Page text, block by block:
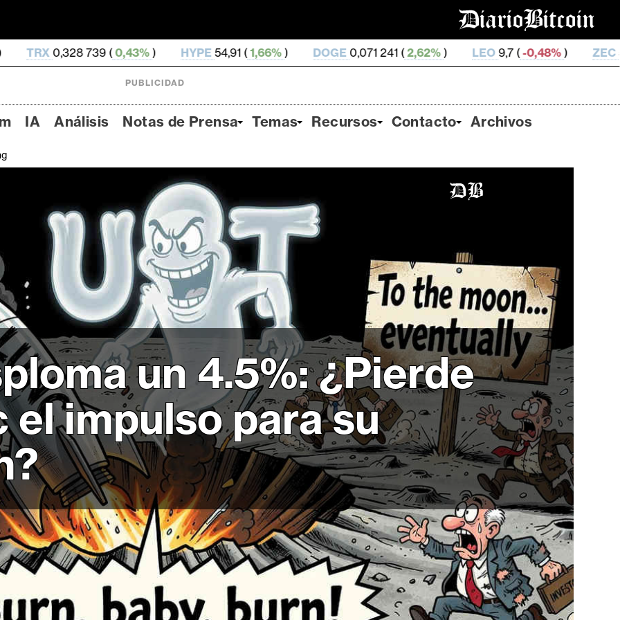
(0,43%) HYPE54,91 ( 1,66%) DOGE0,071 241 (2,62%) LEO9,7 (-0,48%) ZEC506,21 ( -0,87%
PUBLICIDAD
IA Análisis Notas de Prensa Temas Recursos Contacto Archivos
un 4.5%: ¿Pierde
el impulso para su